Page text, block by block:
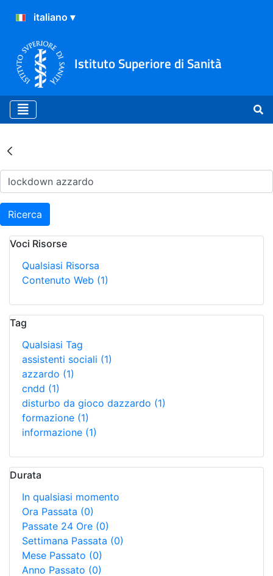
Istituto Superiore di Sanità
Risultati della Ricerca -
Ricerca
Voci Risorse
Qualsiasi Risorsa
Contenuto Web (1)
Tag
Qualsiasi Tag
assistenti sociali (1)
azzardo (1)
cndd (1)
disturbo da gioco dazzardo (1)
formazione (1)
informazione (1)
Durata
In qualsiasi momento
Ora Passata (0)
Passate 24 Ore (0)
Settimana Passata (0)
Mese Passato (0)
Anno Passato (0)